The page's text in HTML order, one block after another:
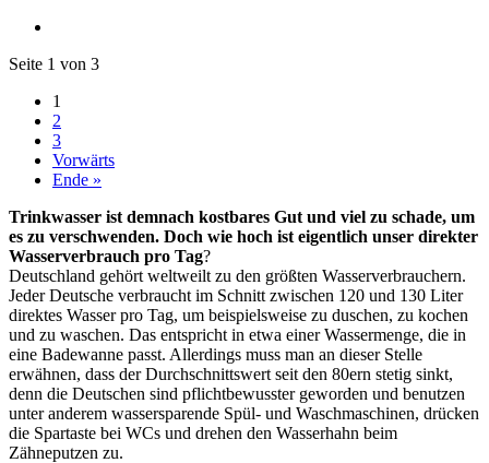
Seite 1 von 3
1
2
3
Vorwärts
Ende »
Trinkwasser ist demnach kostbares Gut und viel zu schade, um
es zu verschwenden. Doch wie hoch ist eigentlich unser direkter
Wasserverbrauch pro Tag?
Deutschland gehört weltweilt zu den größten Wasserverbrauchern.
Jeder Deutsche verbraucht im Schnitt zwischen 120 und 130 Liter
direktes Wasser pro Tag, um beispielsweise zu duschen, zu kochen
und zu waschen. Das entspricht in etwa einer Wassermenge, die in
eine Badewanne passt. Allerdings muss man an dieser Stelle
erwähnen, dass der Durchschnittswert seit den 80ern stetig sinkt,
denn die Deutschen sind pflichtbewusster geworden und benutzen
unter anderem wassersparende Spül- und Waschmaschinen, drücken
die Spartaste bei WCs und drehen den Wasserhahn beim
Zähneputzen zu.